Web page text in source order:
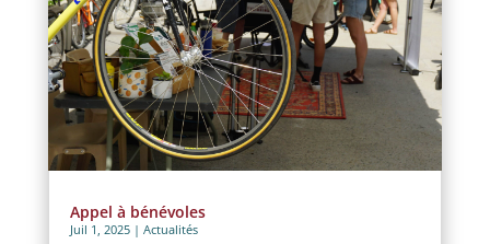
Appel à bénévoles
Juil 1, 2025| Actualités